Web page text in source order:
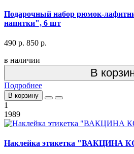
Подарочный набор рюмок-
напитки", 6 шт
490 р. 850 р.
в наличии
В
Подробнее
В корзину
1
1989
Наклейка этикетка "ВАКЦИНА